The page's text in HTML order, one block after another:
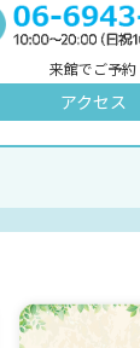
来館でご予約
アクセス